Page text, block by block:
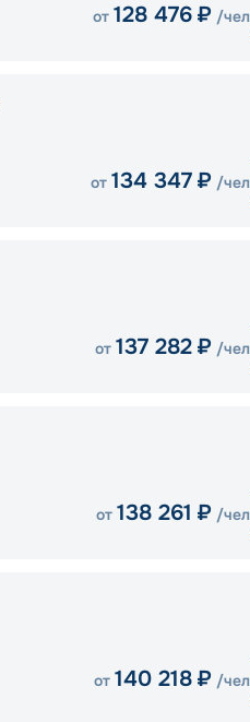
от 128 476 ₽ /чел
от 134 347 ₽ /чел
от 137 282 ₽ /чел
от 138 261 ₽ /чел
от 140 218 ₽ /чел